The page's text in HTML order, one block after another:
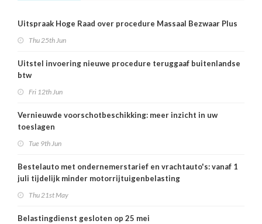
Uitspraak Hoge Raad over procedure Massaal Bezwaar Plus
Thu 25th Jun
Uitstel invoering nieuwe procedure teruggaaf buitenlandse
btw
Fri 12th Jun
Vernieuwde voorschotbeschikking: meer inzicht in uw
toeslagen
Tue 9th Jun
Bestelauto met ondernemerstarief en vrachtauto's: vanaf 1
juli tijdelijk minder motorrijtuigenbelasting
Thu 21st May
Belastingdienst gesloten op 25 mei